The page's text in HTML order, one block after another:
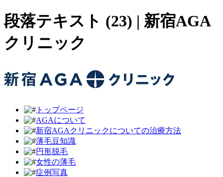
段落テキスト (23) | 新宿AGA
クリニック
トップページ
AGAについて
新宿AGAクリニックについての治療方法
薄毛豆知識
円形脱毛
女性の薄毛
症例写真